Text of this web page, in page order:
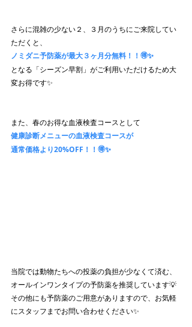
さらに混雑の少ない２、３月のうちにご来院してい
ただくと、
ノミダニ予防薬が最大３ヶ月分無料！！🉐✨
となる「シーズン早割」がご利用いただけるため大
変お得です✨
また、春のお得な血液検査コースとして
健康診断メニューの血液検査コースが
通常価格より20%OFF！！🉐✨
当院では動物たちへの投薬の負担が少なくて済む、
オールインワンタイプの予防薬を推奨しています💡
その他にも予防薬のご用意がありますので、お気軽
にスタッフまでお問い合わせください✨